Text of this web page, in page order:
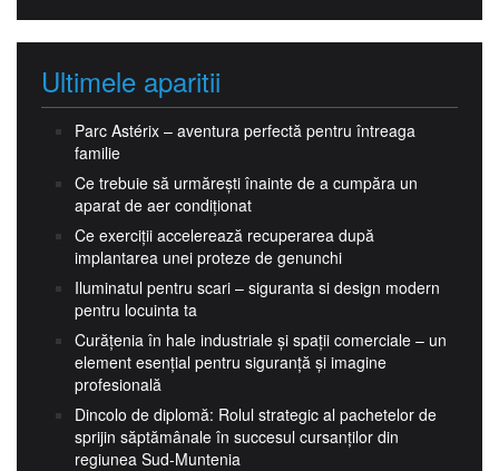
Ultimele aparitii
Parc Astérix – aventura perfectă pentru întreaga
familie
Ce trebuie să urmărești înainte de a cumpăra un
aparat de aer condiționat
Ce exerciții accelerează recuperarea după
implantarea unei proteze de genunchi
Iluminatul pentru scari – siguranta si design modern
pentru locuinta ta
Curățenia în hale industriale și spații comerciale – un
element esențial pentru siguranță și imagine
profesională
Dincolo de diplomă: Rolul strategic al pachetelor de
sprijin săptămânale în succesul cursanților din
regiunea Sud-Muntenia